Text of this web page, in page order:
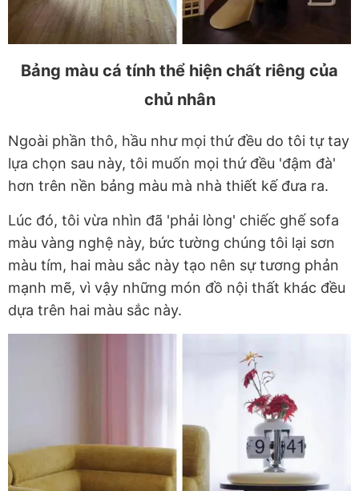
Bảng màu cá tính thể hiện chất riêng của
chủ nhân
Ngoài phần thô, hầu như mọi thứ đều do tôi tự tay
lựa chọn sau này, tôi muốn mọi thứ đều 'đậm đà'
hơn trên nền bảng màu mà nhà thiết kế đưa ra.
Lúc đó, tôi vừa nhìn đã 'phải lòng' chiếc ghế sofa
màu vàng nghệ này, bức tường chúng tôi lại sơn
màu tím, hai màu sắc này tạo nên sự tương phản
mạnh mẽ, vì vậy những món đồ nội thất khác đều
dựa trên hai màu sắc này.